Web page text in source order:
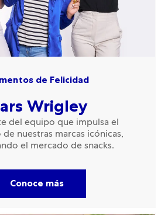
de Felicidad
Wrigley
del equipo que impulsa el
nuestras marcas icónicas,
el mercado de snacks.
Conoce más